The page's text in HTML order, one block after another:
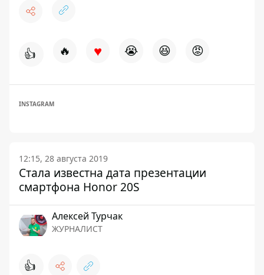
👍 🔥 ♥ 😭 😆 😡
INSTAGRAM
12:15, 28 августа 2019
Стала известна дата презентации
смартфона Honor 20S
Алексей Турчак
ЖУРНАЛИСТ
👍